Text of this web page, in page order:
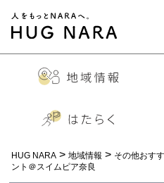
HUG NARA > 地域情報 > その他おす
ント＠スイムピア奈良